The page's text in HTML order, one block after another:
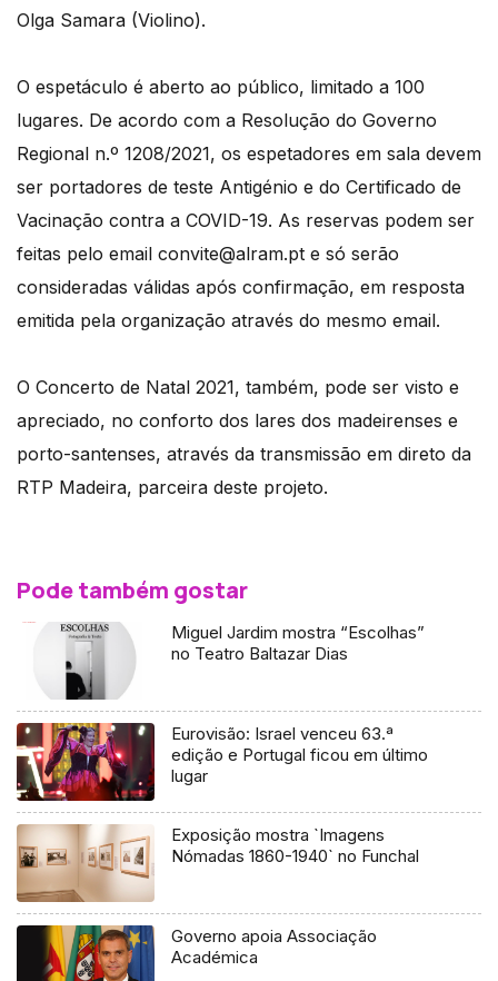
Olga Samara (Violino).
O espetáculo é aberto ao público, limitado a 100
lugares. De acordo com a Resolução do Governo
Regional n.º 1208/2021, os espetadores em sala devem
ser portadores de teste Antigénio e do Certificado de
Vacinação contra a COVID-19. As reservas podem ser
feitas pelo email convite@alram.pt e só serão
consideradas válidas após confirmação, em resposta
emitida pela organização através do mesmo email.
O Concerto de Natal 2021, também, pode ser visto e
apreciado, no conforto dos lares dos madeirenses e
porto-santenses, através da transmissão em direto da
RTP Madeira, parceira deste projeto.
Pode também gostar
Miguel Jardim mostra “Escolhas”
no Teatro Baltazar Dias
Eurovisão: Israel venceu 63.ª
edição e Portugal ficou em último
lugar
Exposição mostra `Imagens
Nómadas 1860-1940` no Funchal
Governo apoia Associação
Académica